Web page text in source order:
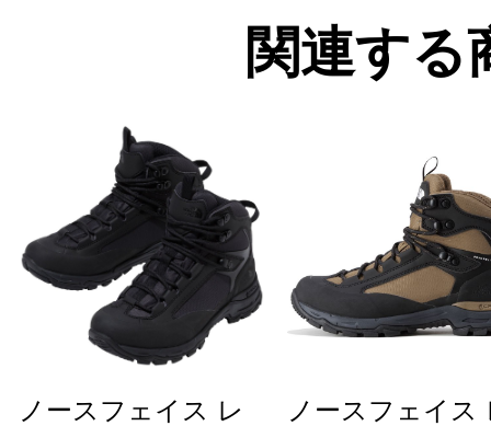
関連する
ノースフェイス レ ノースフェイス